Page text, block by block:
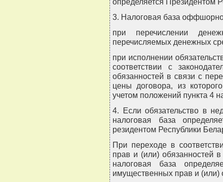
3. Налоговая база
при перечислении
перечисляемых денежных
при исполнении
соответствии с
обязанностей в связи с
цены договора, из
учетом положений пункта 4
4. Если обязательство в
налоговая база
резидентом Республики
При переходе в
прав и (или) обязанностей
налоговая база
имущественных прав и (или)